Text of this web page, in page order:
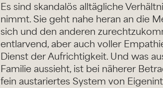
Es sind skandalös alltägliche
nimmt. Sie geht nahe heran an die
sich und den anderen
entlarvend, aber auch voller
Dienst der Aufrichtigkeit. Und was
Familie aussieht, ist bei näherer
fein austariertes System von